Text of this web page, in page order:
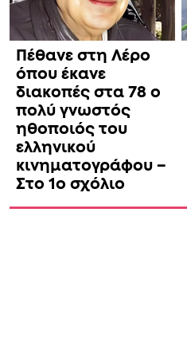
Πέθανε στη Λέρο
όπου έκανε
διακοπές στα 78 ο
πολύ γνωστός
ηθοποιός του
ελληνικού
κινηματογράφου –
Στο 1ο σχόλιο